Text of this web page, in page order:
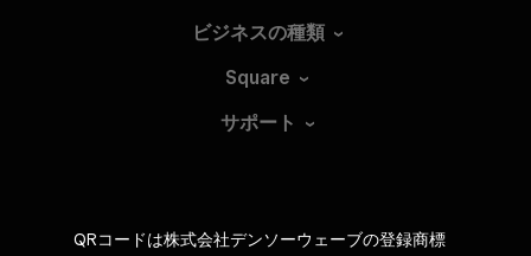
ビジネスの種類
Square
サポート
QRコードは株式会社デンソーウェーブの登録商標